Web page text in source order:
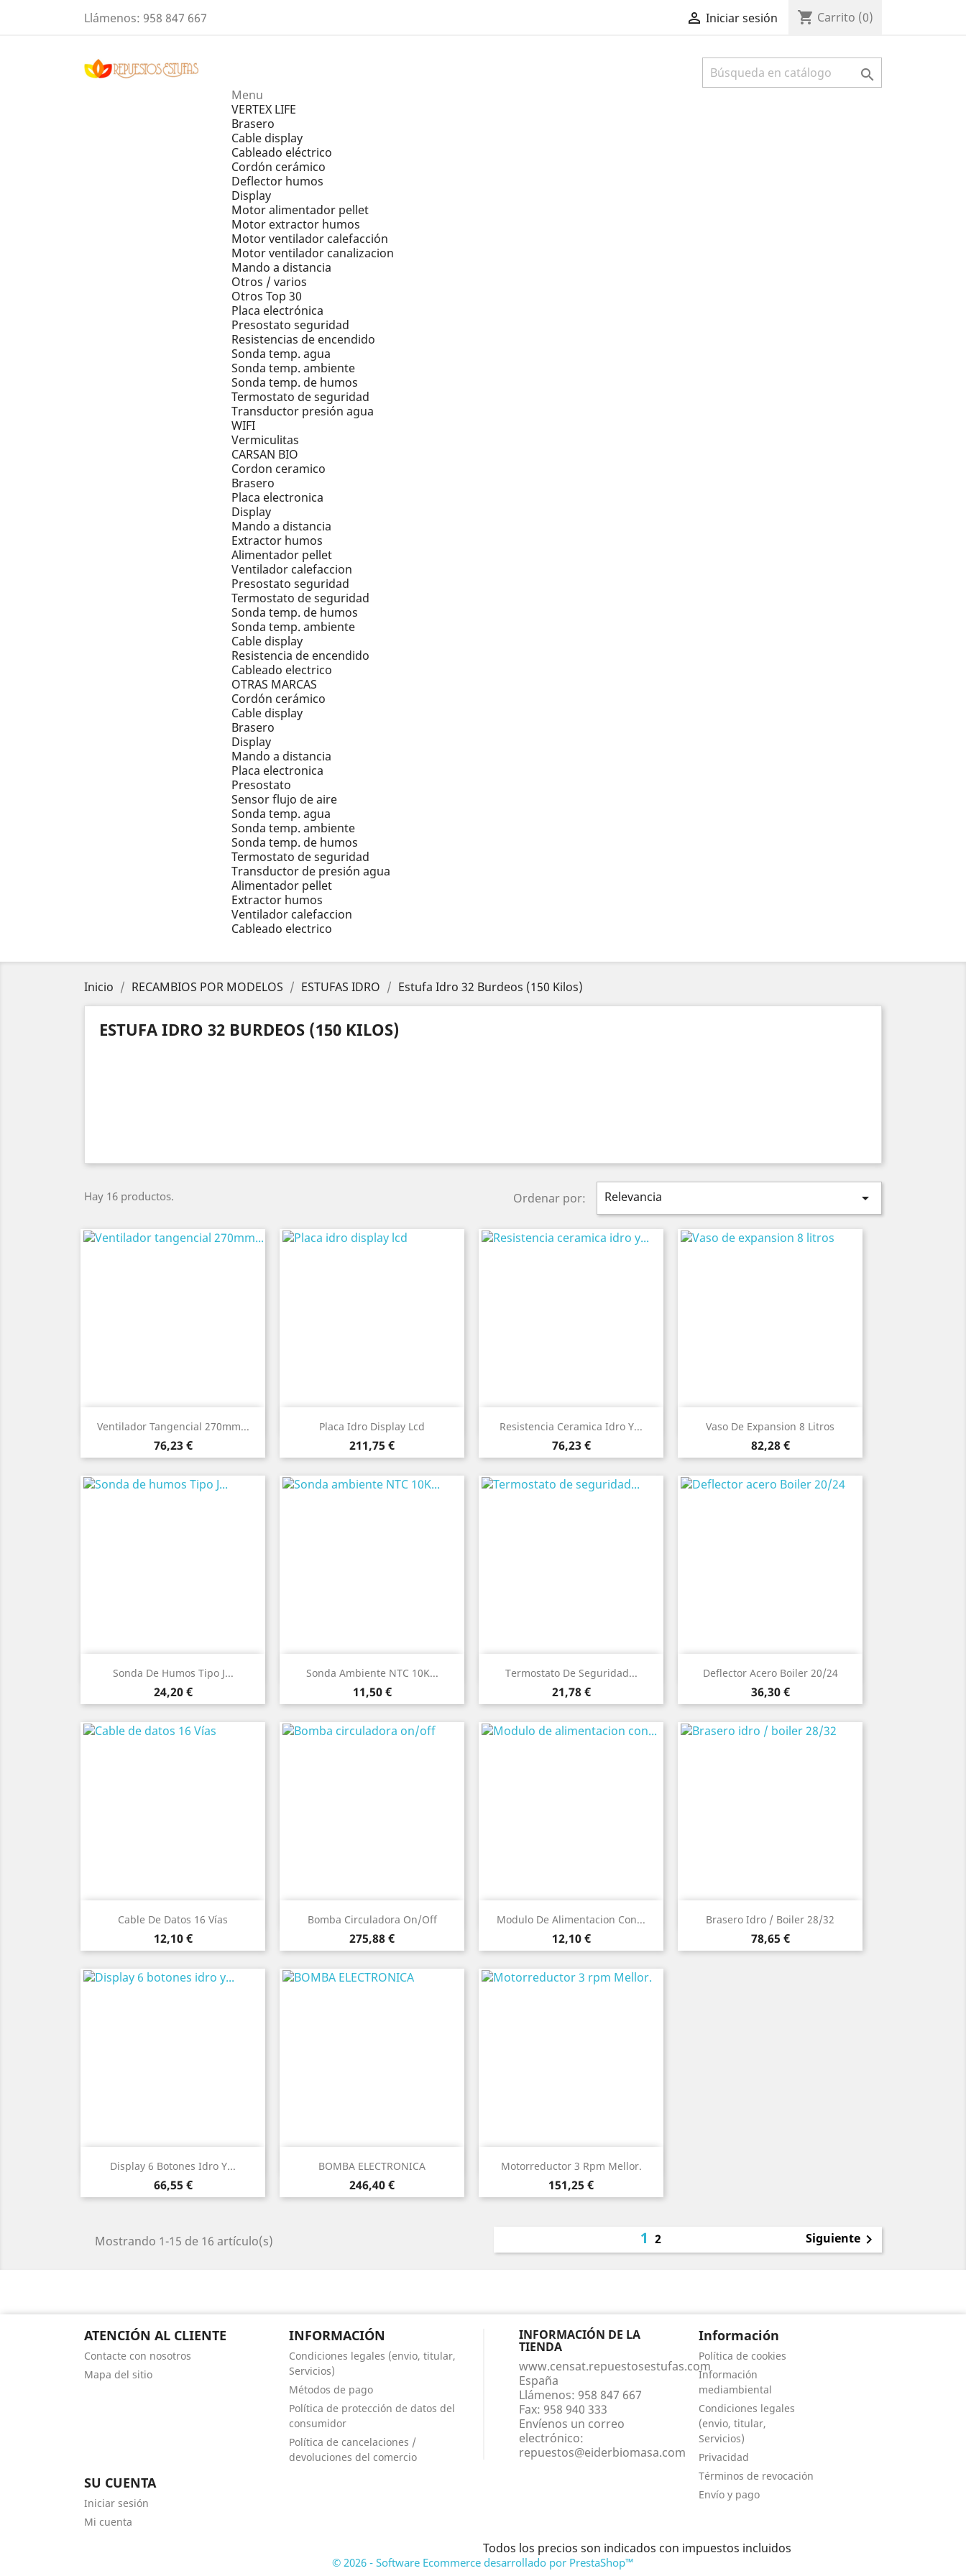
Llámenos: 958 847 667  Iniciar sesión shopping_cart Carrito (0)

Menu
VERTEX LIFE
Brasero
Cable display
Cableado eléctrico
Cordón cerámico
Deflector humos
Display
Motor alimentador pellet
Motor extractor humos
Motor ventilador calefacción
Motor ventilador canalizacion
Mando a distancia
Otros / varios
Otros Top 30
Placa electrónica
Presostato seguridad
Resistencias de encendido
Sonda temp. agua
Sonda temp. ambiente
Sonda temp. de humos
Termostato de seguridad
Transductor presión agua
WIFI
Vermiculitas
CARSAN BIO
Cordon ceramico
Brasero
Placa electronica
Display
Mando a distancia
Extractor humos
Alimentador pellet
Ventilador calefaccion
Presostato seguridad
Termostato de seguridad
Sonda temp. de humos
Sonda temp. ambiente
Cable display
Resistencia de encendido
Cableado electrico
OTRAS MARCAS
Cordón cerámico
Cable display
Brasero
Display
Mando a distancia
Placa electronica
Presostato
Sensor flujo de aire
Sonda temp. agua
Sonda temp. ambiente
Sonda temp. de humos
Termostato de seguridad
Transductor de presión agua
Alimentador pellet
Extractor humos
Ventilador calefaccion
Cableado electrico
Inicio RECAMBIOS POR MODELOS ESTUFAS IDRO Estufa Idro 32 Burdeos (150 Kilos)
ESTUFA IDRO 32 BURDEOS (150 KILOS)
Hay 16 productos. Ordenar por: Relevancia 
Ventilador Tangencial 270mm...
Precio
76,23 €
Vista rápida Placa Idro Display Lcd
Precio
211,75 €
 Vista rápida Resistencia Ceramica Idro Y...
Precio
76,23 €
Vista rápida Vaso De Expansion 8 Litros
Precio
82,28 €
 Vista rápida
Sonda De Humos Tipo J...
Precio
24,20 €
Vista rápida Sonda Ambiente NTC 10K...
Precio
11,50 €
Vista rápida Termostato De Seguridad...
Precio
21,78 €
Vista rápida Deflector Acero Boiler 20/24
Precio
36,30 €
Vista rápida
Cable De Datos 16 Vías
Precio
12,10 €
 Vista rápida Bomba Circuladora On/off
Precio
275,88 €
Vista rápida Modulo De Alimentacion Con...
Precio
12,10 €
Vista rápida Brasero Idro / Boiler 28/32
Precio
78,65 €
Vista rápida
Display 6 Botones Idro Y...
Precio
66,55 €
 Vista rápida BOMBA ELECTRONICA
Precio
246,40 €
Vista rápida Motorreductor 3 Rpm Mellor.
Precio
151,25 €
Vista rápida
Mostrando 1-15 de 16 artículo(s) 12 Siguiente
ATENCIÓN AL CLIENTE
Contacte con nosotros
Mapa del sitio
INFORMACIÓN
Condiciones legales (envio, titular,
Servicios)
Métodos de pago
Política de protección de datos del
consumidor
Política de cancelaciones /
devoluciones del comercio
SU CUENTA
Iniciar sesión
Mi cuenta
INFORMACIÓN DE LA
TIENDA
www.censat.repuestosestufas.com
España
Llámenos: 958 847 667
Fax: 958 940 333
Envíenos un correo
electrónico:
repuestos@eiderbiomasa.com
Información
Política de cookies
Información
mediambiental
Condiciones legales
(envio, titular,
Servicios)
Privacidad
Términos de revocación
Envío y pago
Todos los precios son indicados con impuestos incluidos
© 2026 - Software Ecommerce desarrollado por PrestaShop™